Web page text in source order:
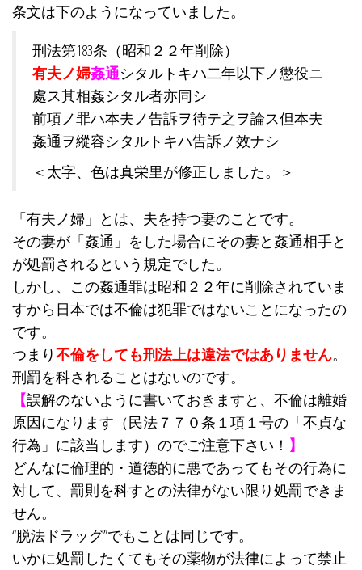
条文は下のようになっていました。
刑法第183条（昭和２２年削除）
有夫ノ婦姦通シタルトキハ二年以下ノ懲役ニ
處ス其相姦シタル者亦同シ
前項ノ罪ハ本夫ノ告訴ヲ待テ之ヲ論ス但本夫
姦通ヲ縱容シタルトキハ告訴ノ效ナシ
＜太字、色は真栄里が修正しました。＞
「有夫ノ婦」とは、夫を持つ妻のことです。
その妻が「姦通」をした場合にその妻と姦通相手と
が処罰されるという規定でした。
しかし、この姦通罪は昭和２２年に削除されていま
すから日本では不倫は犯罪ではないことになったの
です。
つまり不倫をしても刑法上は違法ではありません。
刑罰を科されることはないのです。
【誤解のないように書いておきますと、不倫は離婚
原因になります（民法７７０条１項１号の「不貞な
行為」に該当します）のでご注意下さい！ 】
どんなに倫理的・道徳的に悪であってもその行為に
対して、罰則を科すとの法律がない限り処罰できま
せん。
“脱法ドラッグ”でもことは同じです。
いかに処罰したくてもその薬物が法律によって禁止